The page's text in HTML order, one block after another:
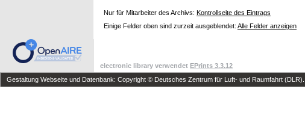
Nur für Mitarbeiter des Archivs: Kontrollseite des Eintrags
Einige Felder oben sind zurzeit ausgeblendet: Alle Felder anzeigen
electronic library verwendet EPrints 3.3.12
Gestaltung Webseite und Datenbank: Copyright © Deutsches Zentrum für Luft- und Raumfahrt (DLR).